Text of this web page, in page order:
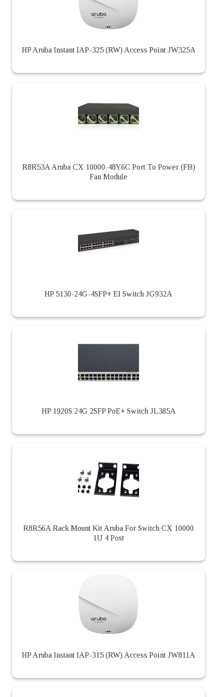
HP Aruba Instant IAP-325 (RW) Access Point JW325A
R8R53A Aruba CX 10000-48Y6C Port To Power (FB)
Fan Module
HP 5130-24G-4SFP+ EI Switch JG932A
HP 1920S 24G 2SFP PoE+ Switch JL385A
R8R56A Rack Mount Kit Aruba For Switch CX 10000
1U 4 Post
HP Aruba Instant IAP-315 (RW) Access Point JW811A